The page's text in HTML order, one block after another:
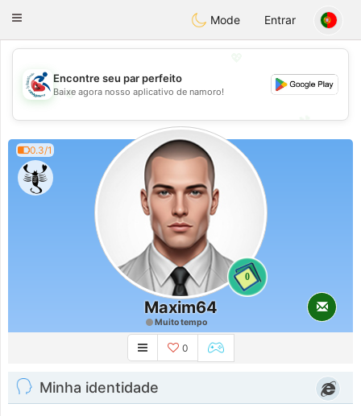
Handi Space
Toggle
Mode Entrar
💖
💕
💕
Encontre seu par perfeito
Baixe agora nosso aplicativo de namoro!
0.3/1
0
Maxim64
Muito tempo
0
Minha identidade